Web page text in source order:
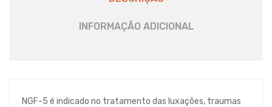
INFORMAÇÃO ADICIONAL
NGF-5 é indicado no tratamento das luxações, traumas